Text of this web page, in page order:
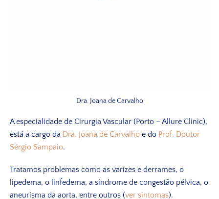
Dra. Joana de Carvalho
A especialidade de Cirurgia Vascular (Porto – Allure Clinic),
está a cargo da Dra. Joana de Carvalho e do Prof. Doutor
Sérgio Sampaio.
Tratamos problemas como as varizes e derrames, o
lipedema, o linfedema, a síndrome de congestão pélvica, o
aneurisma da aorta, entre outros (ver sintomas).